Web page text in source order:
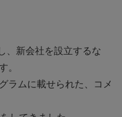
、新会社を設立するな
。
ラムに載せられた、コメ